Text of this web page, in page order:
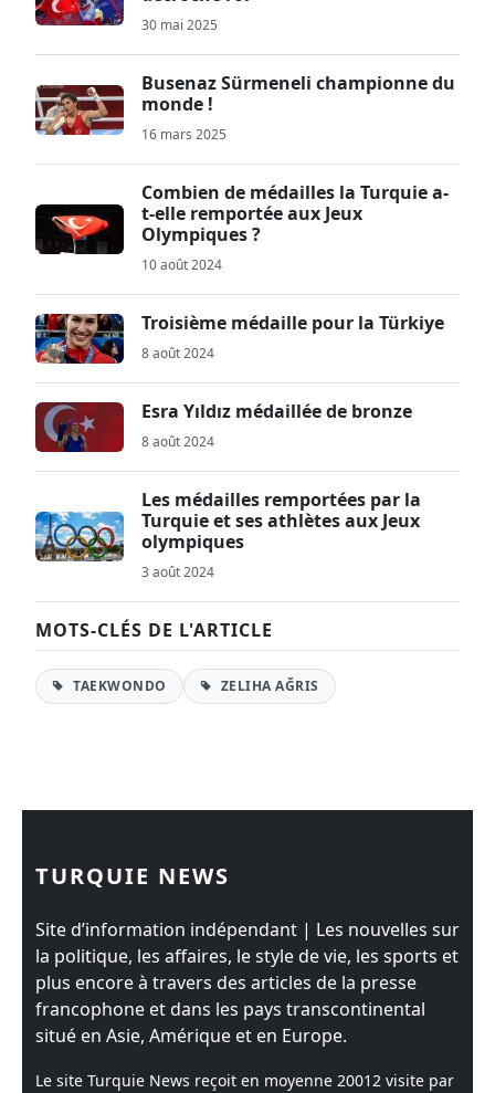
30 mai 2025
Busenaz Sürmeneli championne du
monde !
16 mars 2025
Combien de médailles la Turquie a-
t-elle remportée aux Jeux
Olympiques ?
10 août 2024
Troisième médaille pour la Türkiye
8 août 2024
Esra Yıldız médaillée de bronze
8 août 2024
Les médailles remportées par la
Turquie et ses athlètes aux Jeux
olympiques
3 août 2024
MOTS-CLÉS DE L'ARTICLE
TAEKWONDO ZELIHA AĞRIS
TURQUIE NEWS
Site d’information indépendant | Les nouvelles sur
la politique, les affaires, le style de vie, les sports et
plus encore à travers des articles de la presse
francophone et dans les pays transcontinental
situé en Asie, Amérique et en Europe.
Le site Turquie News reçoit en moyenne 20012 visite par